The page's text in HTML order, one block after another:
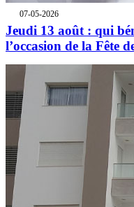
07-05-2026
Jeudi 13 août : qui
l’occasion de la Fête